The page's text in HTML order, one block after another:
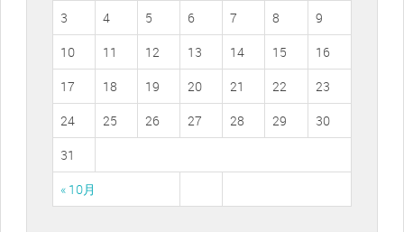
« 10月
3
4 5 6 7 8
9
10
11 12 13 14 15
16
17
18 19 20 21 22
23
24
25 26 27 28 29
30
31